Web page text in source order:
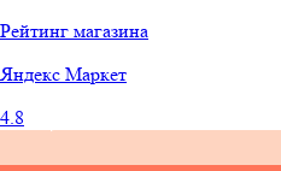
Рейтинг магазина
Яндекс Маркет
4.8